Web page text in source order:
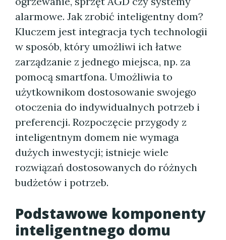
alarmowe. Jak zrobić inteligentny dom?
Kluczem jest integracja tych technologii
w sposób, który umożliwi ich łatwe
zarządzanie z jednego miejsca, np. za
pomocą smartfona. Umożliwia to
użytkownikom dostosowanie swojego
otoczenia do indywidualnych potrzeb i
preferencji. Rozpoczęcie przygody z
inteligentnym domem nie wymaga
dużych inwestycji; istnieje wiele
rozwiązań dostosowanych do różnych
budżetów i potrzeb.
Podstawowe komponenty
inteligentnego domu